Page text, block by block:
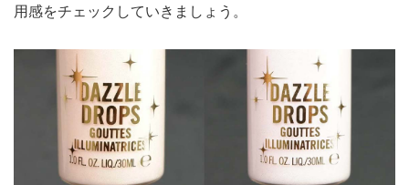
用感をチェックしていきましょう。